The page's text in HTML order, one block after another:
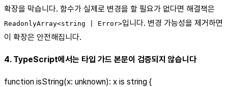
확장을 막습니다. 함수가 실제로 변경을 할 필요가 없다면 해결책은
ReadonlyArray<string | Error>입니다. 변경 가능성을 제거하면
이 확장은 안전해집니다.
4. TypeScript에서는 타입 가드 본문이 검증되지 않습니다
function isString(x: unknown): x is string {